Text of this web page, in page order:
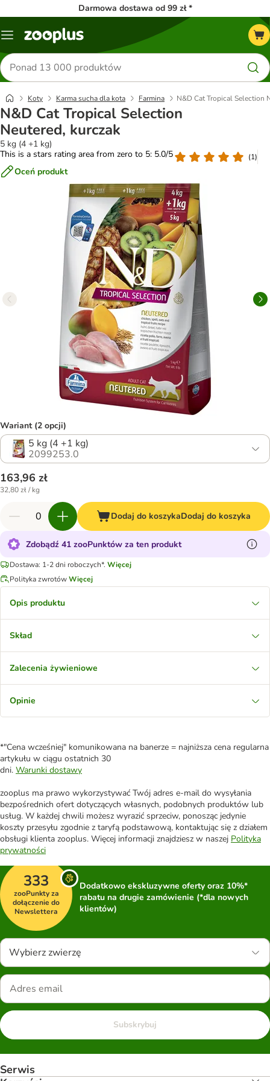
Darmowa dostawa od 99 zł *
Menu
Szukaj
produktów
Koty Karma sucha dla kota Farmina N&D Cat Tropical Selection
N&D Cat Tropical Selection
Neutered, kurczak
5 kg (4 +1 kg)
This is a stars rating area from zero to 5: 5.0/5
(1)
Oceń produkt
Wariant (2 opcji)
5 kg (4 +1 kg)
2099253.0
163,96 zł
32,80 zł / kg
Dodaj do koszykaDodaj do koszyka
Zdobądź 41 zooPunktów za ten produkt
Dostawa: 1-2 dni roboczych*. Więcej
Polityka zwrotówWięcej
Opis produktu
Skład
Zalecenia żywieniowe
Opinie
*"Cena wcześniej" komunikowana na banerze = najniższa cena regularna
artykułu w ciągu ostatnich 30
dni. Warunki dostawy
zooplus ma prawo wykorzystywać Twój adres e-mail do wysyłania
bezpośrednich ofert dotyczących własnych, podobnych produktów lub
usług. W każdej chwili możesz wyrazić sprzeciw, ponosząc jedynie
koszty przesyłu zgodnie z taryfą podstawową, kontaktując się z działem
obsługi klienta zooplus. Więcej informacji znajdziesz w naszej Polityka
prywatności
333
zooPunkty za
dołączenie do
Newslettera
Dodatkowo ekskluzywne oferty oraz 10%*
rabatu na drugie zamówienie (*dla nowych
klientów)
Wybierz zwierzę
Subskrybuj
Serwis